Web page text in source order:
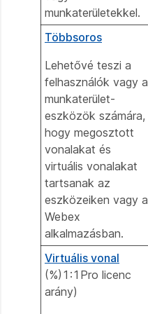
munkaterületekkel.
Többsoros
Lehetővé teszi a
felhasználók vagy a
munkaterület-
eszközök számára,
hogy megosztott
vonalakat és
virtuális vonalakat
tartsanak az
eszközeiken vagy a
Webex
alkalmazásban.
Virtuális vonal
(%)1:1Pro licenc
arány)